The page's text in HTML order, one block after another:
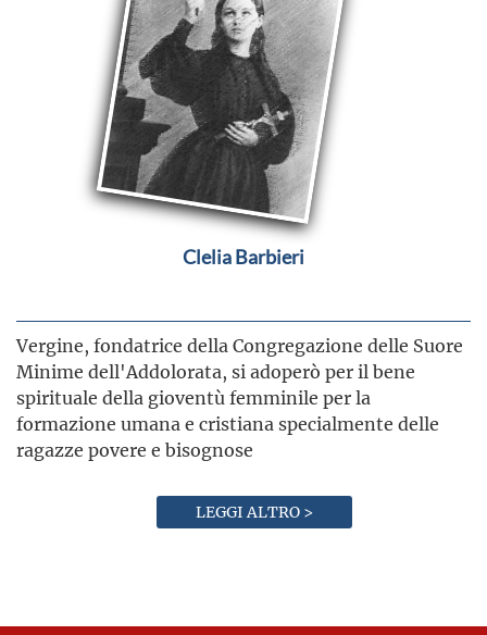
Clelia Barbieri
Vergine, fondatrice della Congregazione delle Suore
Minime dell'Addolorata, si adoperò per il bene
spirituale della gioventù femminile per la
formazione umana e cristiana specialmente delle
ragazze povere e bisognose
LEGGI ALTRO >